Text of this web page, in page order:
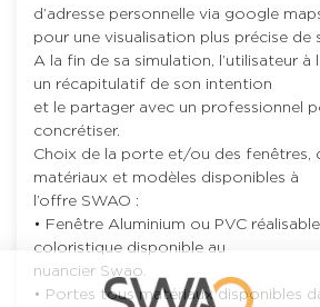
d’adresse personnelle via google
pour une visualisation plus précise de
A la fin de sa simulation, l’utilisateur à
un récapitulatif de son intention
et le partager avec un professionnel
concrétiser.
Choix de la porte et/ou des fenêtres,
matériaux et modèles disponibles à
l’offre SWAO :
• Fenêtre Aluminium ou PVC
coloristique disponible au
nuancier Swao.
• Portes tous matériaux disponibles